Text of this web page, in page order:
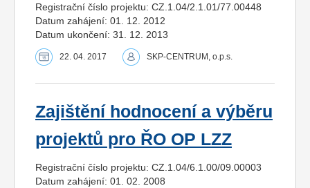
Registrační číslo projektu: CZ.1.04/2.1.01/77.00448
Datum zahájení: 01. 12. 2012
Datum ukončení: 31. 12. 2013
22. 04. 2017 SKP-CENTRUM, o.p.s.
Zajištění hodnocení a výběru
projektů pro ŘO OP LZZ
Registrační číslo projektu: CZ.1.04/6.1.00/09.00003
Datum zahájení: 01. 02. 2008